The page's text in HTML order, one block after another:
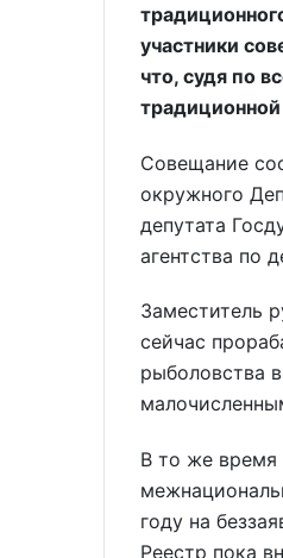
участники
что, судя по
Совещание
окружного
депутата
агентства по
Заместитель
сейчас
рыболовства
В то же время
году на
Реестр пока